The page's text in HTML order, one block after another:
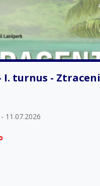
I. turnus - Ztraceni
11.07.2026